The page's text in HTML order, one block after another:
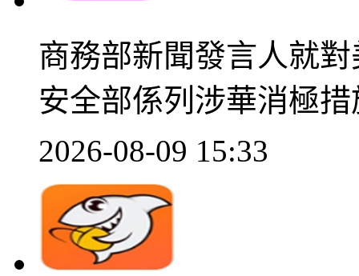
商務部新聞發言人就
安全部係列涉華消極
2026-08-09 15:33